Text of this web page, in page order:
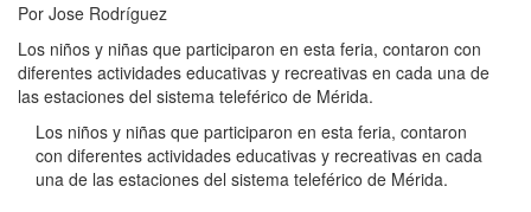
Por Jose Rodríguez
Los niños y niñas que participaron en esta feria, contaron con
diferentes actividades educativas y recreativas en cada una de
las estaciones del sistema teleférico de Mérida.
Los niños y niñas que participaron en esta feria, contaron
con diferentes actividades educativas y recreativas en cada
una de las estaciones del sistema teleférico de Mérida.